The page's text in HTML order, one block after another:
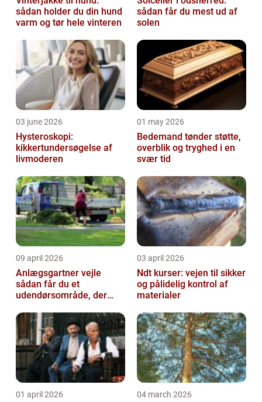
sådan holder du din hund
varm og tør hele vinteren
sådan får du mest ud af
solen
03 june 2026
Hysteroskopi:
kikkertundersøgelse af
livmoderen
01 may 2026
Bedemand tønder støtte,
overblik og tryghed i en
svær tid
09 april 2026
Anlægsgartner vejle
sådan får du et
udendørsområde, der
03 april 2026
Ndt kurser: vejen til sikker
og pålidelig kontrol af
materialer
01 april 2026 04 march 2026